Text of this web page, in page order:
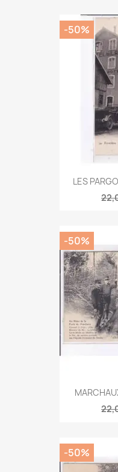
LES
-50%
-50%
-50%